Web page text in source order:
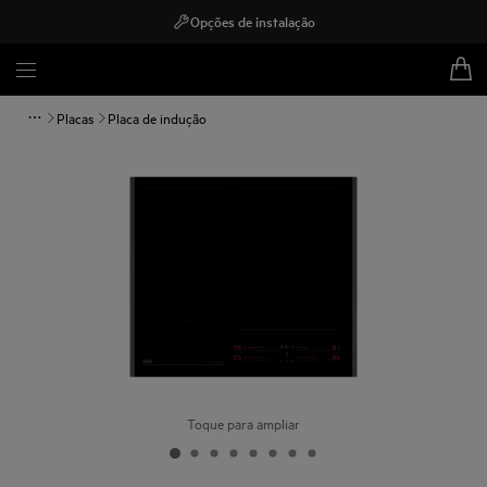
Opções de instalação
Placas Placa de indução
Toque para ampliar